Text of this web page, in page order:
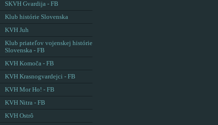
SKVH Gvardija - FB
Klub histórie Slovenska
KVH Juh
Klub priateľov vojenskej histórie
Slovenska - FB
KVH Komoča - FB
KVH Krasnogvardejci - FB
KVH Mor Ho! - FB
KVH Nitra - FB
KVH Ostrô